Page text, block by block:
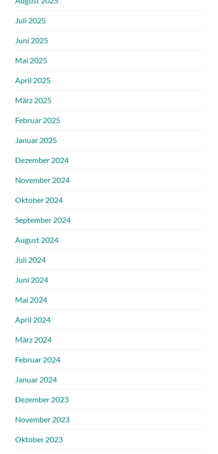
Juli 2025
Juni 2025
Mai 2025
April 2025
März 2025
Februar 2025
Januar 2025
Dezember 2024
November 2024
Oktober 2024
September 2024
August 2024
Juli 2024
Juni 2024
Mai 2024
April 2024
März 2024
Februar 2024
Januar 2024
Dezember 2023
November 2023
Oktober 2023